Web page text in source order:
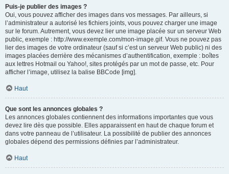
Puis-je publier des images ?
Oui, vous pouvez afficher des images dans vos messages. Par ailleurs, si
l’administrateur a autorisé les fichiers joints, vous pouvez charger une image
sur le forum. Autrement, vous devez lier une image placée sur un serveur Web
public, exemple : http://www.exemple.com/mon-image.gif. Vous ne pouvez pas
lier des images de votre ordinateur (sauf si c’est un serveur Web public) ni des
images placées derrière des mécanismes d’authentification, exemple : boîtes
aux lettres Hotmail ou Yahoo!, sites protégés par un mot de passe, etc. Pour
afficher l’image, utilisez la balise BBCode [img].
Haut
Que sont les annonces globales ?
Les annonces globales contiennent des informations importantes que vous
devez lire dès que possible. Elles apparaissent en haut de chaque forum et
dans votre panneau de l’utilisateur. La possibilité de publier des annonces
globales dépend des permissions définies par l’administrateur.
Haut